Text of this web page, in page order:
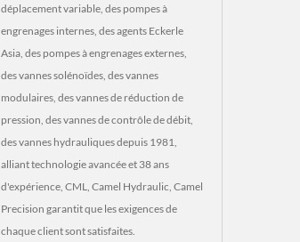
déplacement variable, des pompes à
engrenages internes, des agents Eckerle
Asia, des pompes à engrenages externes,
des vannes solénoïdes, des vannes
modulaires, des vannes de réduction de
pression, des vannes de contrôle de débit,
des vannes hydrauliques depuis 1981,
alliant technologie avancée et 38 ans
d'expérience, CML, Camel Hydraulic, Camel
Precision garantit que les exigences de
chaque client sont satisfaites.